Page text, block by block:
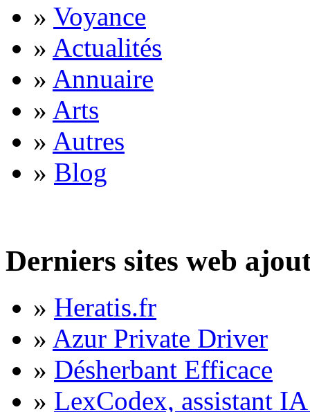
» Voyance
» Actualités
» Annuaire
» Arts
» Autres
» Blog
Derniers sites web
» Heratis.fr
» Azur Private Driver
» Désherbant Efficace
» LexCodex, assistant